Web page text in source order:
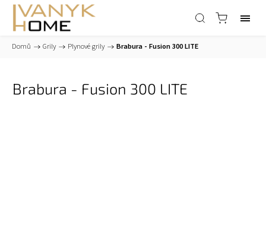
Domů / Grily / Plynové grily / Brabura - Fusion 300 LITE
Brabura - Fusion 300 LITE